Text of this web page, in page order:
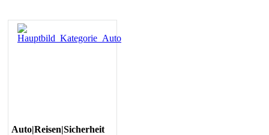
Auto|Reisen|Sicherheit